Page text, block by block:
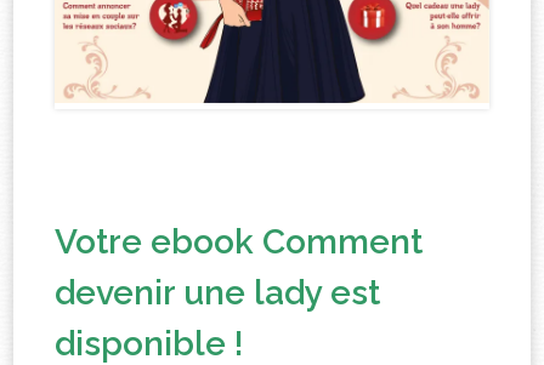
Votre ebook Comment
devenir une lady est
disponible !